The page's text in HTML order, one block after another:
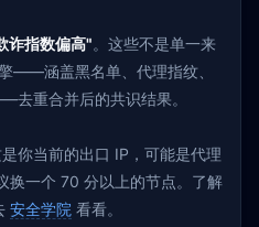
诈指数偏高"。这些不是单一来
——涵盖黑名单、代理指纹、
重合并后的共识结果。
你当前的出口 IP，可能是代理
换一个 70 分以上的节点。了解
安全学院 看看。